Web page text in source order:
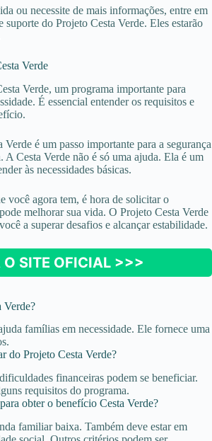
ou necessite de mais informações, entre em
suporte do Projeto Cesta Verde. Eles estarão
Verde
Verde, um programa importante para
É essencial entender os requisitos e
é um passo importante para a segurança
A Cesta Verde não é só uma ajuda. Ela é um
às necessidades básicas.
você agora tem, é hora de solicitar o
melhorar sua vida. O Projeto Cesta Verde
a superar desafios e alcançar estabilidade.
O SITE OFICIAL >>>
Verde?
famílias em necessidade. Ele fornece uma
do Projeto Cesta Verde?
financeiras podem se beneficiar.
requisitos do programa.
obter o benefício Cesta Verde?
familiar baixa. Também deve estar em